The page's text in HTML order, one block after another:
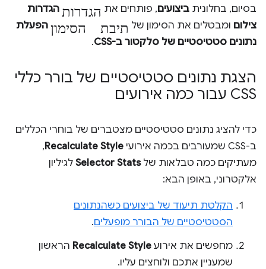
בסיום, בחלונית ביצועים, פותחים את הגדרות הגדרות
צילום ומבטלים את הסימון של תיבת הסימון הפעלת
נתונים סטטיסטיים של סלקטור ב-CSS
.
הצגת נתונים סטטיסטיים של בורר כללי
CSS עבור כמה אירועים
כדי להציג נתונים סטטיסטיים מצטברים של בוחרי הכללים
ב-CSS שמעורבים בכמה אירועי
Recalculate Style
,
מעתיקים כמה טבלאות שלSelector Stats לגיליון
אלקטרוני, באופן הבא:
הקלטת תיעוד של ביצועים כשהנתונים
הסטטיסטיים של הבורר מופעלים.
מחפשים את אירוע Recalculate Style הראשון
שמעניין אתכם ולוחצים עליו.